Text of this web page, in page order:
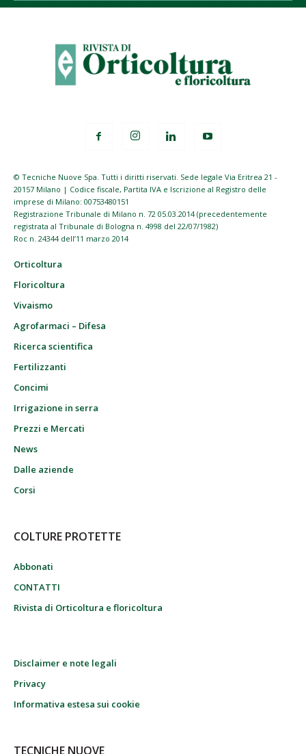
© Tecniche Nuove Spa. Tutti i diritti riservati. Sede legale Via Eritrea 21 -
20157 Milano | Codice fiscale, Partita IVA e Iscrizione al Registro delle
imprese di Milano: 00753480151
Registrazione Tribunale di Milano n. 72 05.03.2014 (precedentemente
registrata al Tribunale di Bologna n. 4998 del 22/07/1982)
Roc n. 24344 dell’11 marzo 2014
Orticoltura
Floricoltura
Vivaismo
Agrofarmaci – Difesa
Ricerca scientifica
Fertilizzanti
Concimi
Irrigazione in serra
Prezzi e Mercati
News
Dalle aziende
Corsi
COLTURE PROTETTE
Abbonati
CONTATTI
Rivista di Orticoltura e floricoltura
Disclaimer e note legali
Privacy
Informativa estesa sui cookie
TECNICHE NUOVE